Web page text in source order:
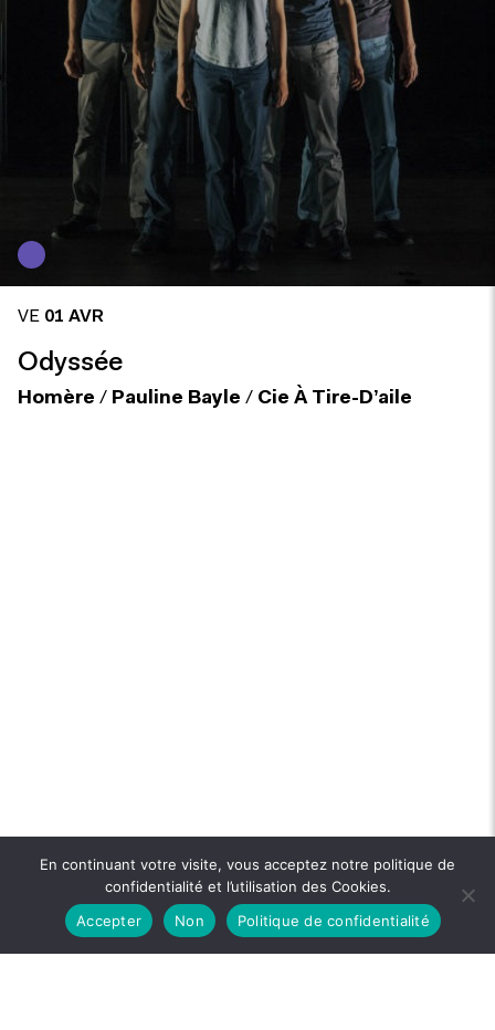
VE 01 AVR
Odyssée
Homère / Pauline Bayle / Cie À Tire-D’aile
En continuant votre visite, vous acceptez notre politique de
confidentialité et l’utilisation des Cookies.
Accepter
Non Politique de confidentialité